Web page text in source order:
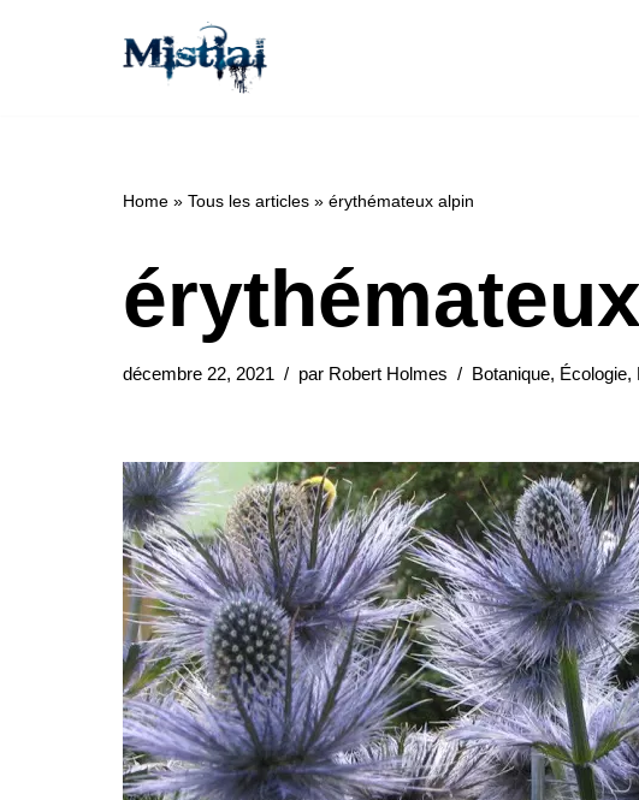
Home » Tous les articles » érythémateux alpin
décembre 22, 2021 par Robert Holmes Botanique, Écologie,